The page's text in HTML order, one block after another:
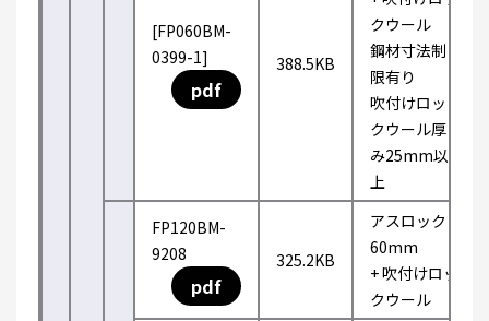
[FP060BM-
0399-1]
pdf
388.5KB
クウール
鋼材寸法制
限有り
吹付けロッ
クウール厚
み25mm以
上
FP120BM-
9208
pdf
325.2KB
アスロック
60mm
+ 吹付けロッ
クウール